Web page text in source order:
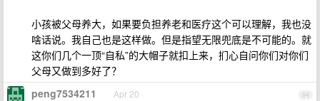
小孩被父母养大，如果要负担养老和医疗这个可以理解，我也没
啥话说。我自己也是这样做。但是指望无限兜底是不可能的。就
这你们几个一顶“自私”的大帽子就扣上来，扪心自问你们对你们
父母又做到多好了？
94
peng7534211 Apr 20